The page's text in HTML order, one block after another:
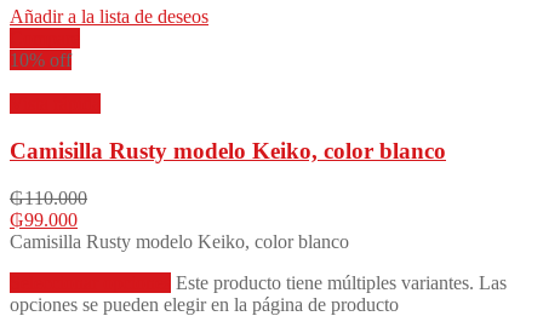
Añadir a la lista de deseos
10% off
Camisilla Rusty modelo Keiko, color blanco
₲110.000
₲99.000
Camisilla Rusty modelo Keiko, color blanco
Este producto tiene múltiples variantes. Las
opciones se pueden elegir en la página de producto